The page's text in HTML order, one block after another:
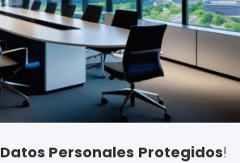
Datos Personales Protegidos!